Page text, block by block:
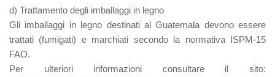
d) Trattamento degli imballaggi in legno
Gli imballaggi in legno destinati al Guatemala devono essere
trattati (fumigati) e marchiati secondo la normativa ISPM-15
FAO.
Per ulteriori informazioni consultare il sito: